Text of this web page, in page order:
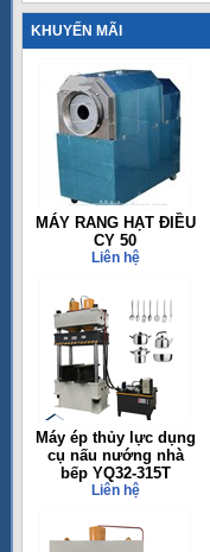
KHUYẾN MÃI
MÁY RANG HẠT ĐIỀU
CY 50
Liên hệ
Máy ép thủy lực dụng
cụ nấu nướng nhà
bếp YQ32-315T
Liên hệ